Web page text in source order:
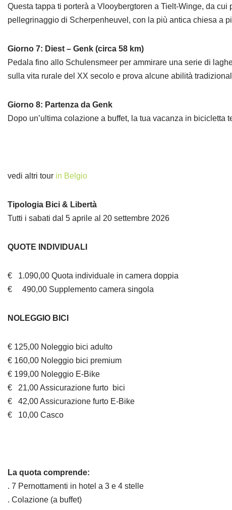
Questa tappa ti porterà a Vlooybergtoren a Tielt-Winge, da
pellegrinaggio di Scherpenheuvel, con la più antica chiesa a
Giorno 7: Diest – Genk (circa 58 km)
Pedala fino allo Schulensmeer per ammirare una serie di
sulla vita rurale del XX secolo e prova alcune abilità
Giorno 8: Partenza da Genk
Dopo un’ultima colazione a buffet, la tua vacanza in bicicletta
vedi altri tour in Belgio
Tipologia Bici & Libertà
Tutti i sabati dal 5 aprile al 20 settembre 2026
QUOTE INDIVIDUALI
€ 1.090,00 Quota individuale in camera doppia
€ 490,00 Supplemento camera singola
NOLEGGIO BICI
€ 125,00 Noleggio bici adulto
€ 160,00 Noleggio bici premium
€ 199,00 Noleggio E-Bike
€ 21,00 Assicurazione furto bici
€ 42,00 Assicurazione furto E-Bike
€ 10,00 Casco
La quota comprende:
. 7 Pernottamenti in hotel a 3 e 4 stelle
. Colazione (a buffet)